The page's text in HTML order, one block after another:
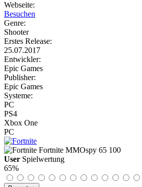
Webseite:
Besuchen
Genre:
Shooter
Erstes Release:
25.07.2017
Entwickler:
Epic Games
Publisher:
Epic Games
Systeme:
PC
PS4
Xbox One
PC
Fortnite MMOspy 65 100
User Spielwertung
65%